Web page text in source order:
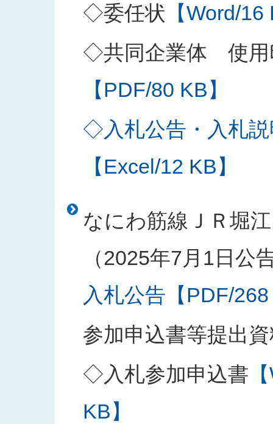
◇委任状 【Word/
◇共同企業体 使用
【PDF/80 KB】
◇入札公告・入札
【Excel/12 KB】
なにわ筋線ＪＲ堀
（2025年7月1日公
入札公告【PDF/
参加申込書等提出
◇入札参加申込書
KB】